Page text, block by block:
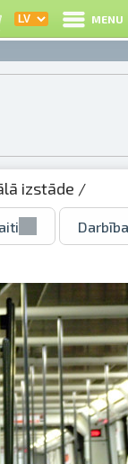
MENU
izstāde /